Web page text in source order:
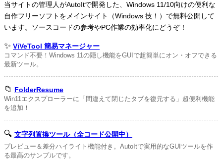
当サイトの管理人がAutoItで開発した、Windows 11/10向けの便利な
自作フリーソフトをメインサイト（Windows 技！）で無料公開して
います。ソースコードの参考やPC作業の効率化にどうぞ！
✨ ViVeTool 簡易マネージャー
コマンド不要！Windows 11の隠し機能をGUIで超簡単にオン・オフできる
最新ツール。
📁 FolderResume
Win11エクスプローラーに「間違えて閉じたタブを復元する」超便利機能
を追加！
🔍 文字列置換ツール（全コード公開中）
プレビュー＆差分ハイライト機能付き。AutoItで実用的なGUIツールを作
る最高のサンプルです。